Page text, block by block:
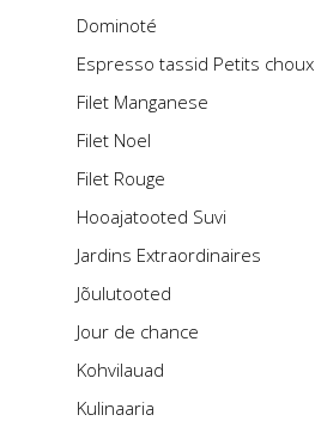
Dominoté
Espresso tassid Petits choux
Filet Manganese
Filet Noel
Filet Rouge
Hooajatooted Suvi
Jardins Extraordinaires
Jõulutooted
Jour de chance
Kohvilauad
Kulinaaria